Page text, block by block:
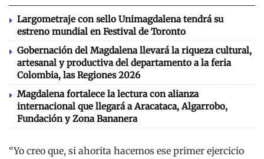
Largometraje con sello Unimagdalena tendrá su
estreno mundial en Festival de Toronto
Gobernación del Magdalena llevará la riqueza cultural,
artesanal y productiva del departamento a la feria
Colombia, las Regiones 2026
Magdalena fortalece la lectura con alianza
internacional que llegará a Aracataca, Algarrobo,
Fundación y Zona Bananera
“Yo creo que, si ahorita hacemos ese primer ejercicio